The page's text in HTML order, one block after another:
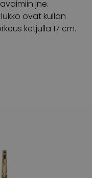
jne.
ovat kullan
ketjulla 17 cm.